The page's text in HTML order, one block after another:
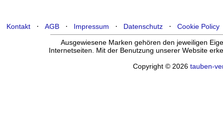
Kontakt· AGB· Impressum · Datenschutz· Cookie Policy
Ausgewiesene Marken gehören den jeweiligen
Internetseiten. Mit der Benutzung unserer Website
Copyright © 2026 tauben-